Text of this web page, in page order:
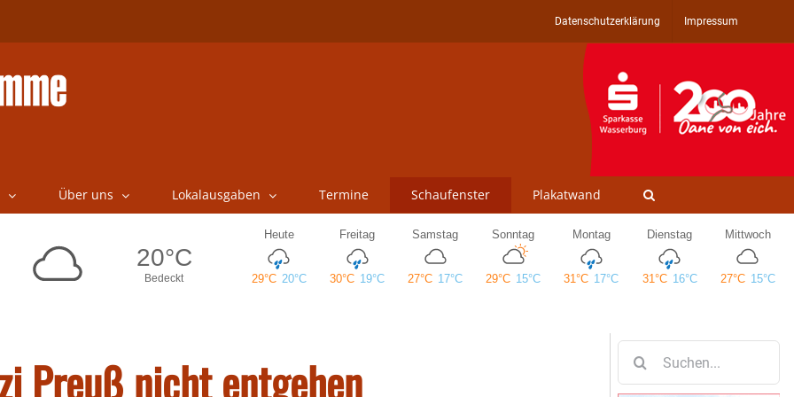
Datenschutzerklärung Impressum
Über uns Lokalausgaben Termine Schaufenster Plakatwand
Preuß nicht entgehen
nach: